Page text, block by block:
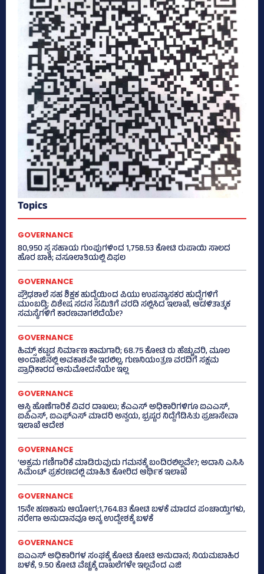
Topics
GOVERNANCE
80,950 ಸ್ವ ಸಹಾಯ ಗುಂಪುಗಳಿಂದ 1,758.53 ಕೋಟಿ ರುಪಾಯಿ ಸಾಲದ
ಹೊರ ಬಾಕಿ; ವಸೂಲಾತಿಯಲ್ಲಿ ವಿಫಲ
GOVERNANCE
ಪ್ರೌಢಶಾಲೆ ಸಹ ಶಿಕ್ಷಕ ಹುದ್ದೆಯಿಂದ ಪಿಯು ಉಪನ್ಯಾಸಕರ ಹುದ್ದೆಗಳಿಗೆ
ಮುಂಬಡ್ತಿ; ವಿಶೇಷ ಸದನ ಸಮಿತಿಗೆ ವರದಿ ಸಲ್ಲಿಸಿದ ಇಲಾಖೆ, ಆಡಳಿತಾತ್ಮಕ
ಸಮಸ್ಯೆಗಳಿಗೆ ಕಾರಣವಾಗಲಿದೆಯೇ?
GOVERNANCE
ಹಿಮ್ಸ್‌ ಕಟ್ಟಡ ನಿರ್ಮಾಣ ಕಾಮಗಾರಿ; 68.75 ಕೋಟಿ ರು ಹೆಚ್ಚುವರಿ, ಮೂಲ
ಅಂದಾಜಿನಲ್ಲಿ ಅವಕಾಶವೇ ಇರಲಿಲ್ಲ, ಗುಣನಿಯಂತ್ರಣ ವರದಿಗೆ ಸಕ್ಷಮ
ಪ್ರಾಧಿಕಾರದ ಅನುಮೋದನೆಯೇ ಇಲ್ಲ
GOVERNANCE
ಆಸ್ತಿ ಹೊಣೆಗಾರಿಕೆ ವಿವರ ದಾಖಲು; ಕೆಎಎಸ್ ಅಧಿಕಾರಿಗಳಿಗೂ ಐಎಎಸ್‌,
ಐಪಿಎಸ್‌, ಐಎಫ್‌ಎಸ್‌ ಮಾದರಿ ಅನ್ವಯ, ಭ್ರಷ್ಟರ ನಿದ್ದೆಗೆಡಿಸಿತು ಪ್ರಜಾಸೇವಾ
ಇಲಾಖೆ ಆದೇಶ
GOVERNANCE
‘ಅಕ್ರಮ ಗಣಿಗಾರಿಕೆ ಮಾಡಿರುವುದು ಗಮನಕ್ಕೆ ಬಂದಿರಲಿಲ್ಲವೇ?; ಅದಾನಿ ಎಸಿಸಿ
ಸಿಮೆಂಟ್ ಪ್ರಕರಣದಲ್ಲಿ ಮಾಹಿತಿ ಕೋರಿದ ಆರ್ಥಿಕ ಇಲಾಖೆ
GOVERNANCE
15ನೇ ಹಣಕಾಸು ಆಯೋಗ;1,764.83 ಕೋಟಿ ಬಳಕೆ ಮಾಡದ ಪಂಚಾಯ್ತಿಗಳು,
ನರೇಗಾ ಅನುದಾನವೂ ಅನ್ಯ ಉದ್ದೇಶಕ್ಕೆ ಬಳಕೆ
GOVERNANCE
ಐಎಎಸ್‌ ಅಧಿಕಾರಿಗಳ ಸಂಘಕ್ಕೆ ಕೋಟಿ ಕೋಟಿ ಅನುದಾನ; ನಿಯಮಬಾಹಿರ
ಬಳಕೆ, 9.50 ಕೋಟಿ ವೆಚ್ಚಕ್ಕೆ ದಾಖಲೆಗಳೇ ಇಲ್ಲವೆಂದ ಎಜಿ